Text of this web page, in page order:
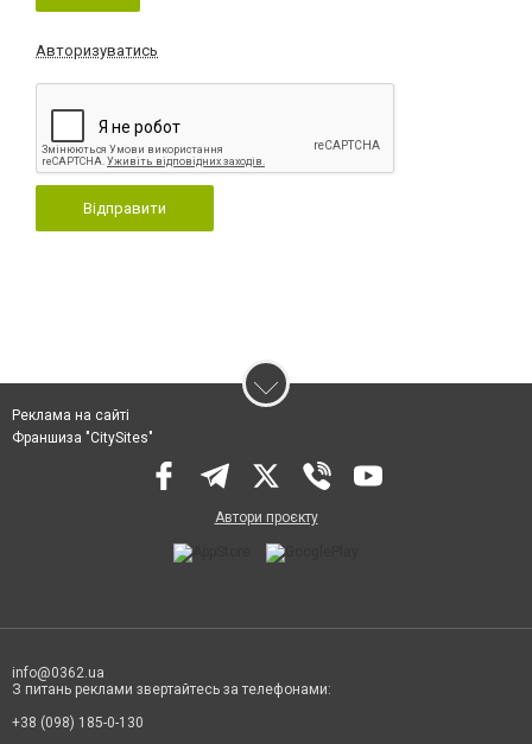
Авторизуватись
Відправити
Реклама на сайті
Франшиза "CitySites"
Автори проєкту
info@0362.ua
З питань реклами звертайтесь за телефонами:
+38 (098) 185-0-130